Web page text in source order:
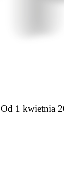
Od 1 kwietnia